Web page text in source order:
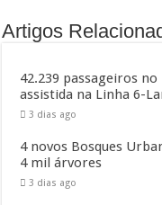
Artigos
42.239 passageiros
assistida na Linha 6-
3 dias ago
4 novos Bosques
4 mil árvores
3 dias ago